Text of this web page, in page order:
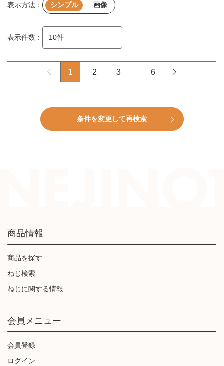
表示方法： シンプル 画像
表示件数：
1 2 3 6
条件を変更して再検索
商品情報
商品を探す
ねじ検索
ねじに関する情報
会員メニュー
会員登録
ログイン